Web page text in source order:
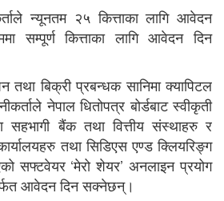
न्यूनतम २५ कित्ताका लागि आवेदन
सम्पूर्ण कित्ताका लागि आवेदन दिन
तथा बिक्री प्रबन्धक सानिमा क्यापिटल
नेपाल धितोपत्र बोर्डबाट स्वीकृती
सहभागी बैंक तथा वित्तीय संस्थाहरु र
तथा सिडिएस एण्ड क्लियरिङ्ग
सफ्टवेयर ‘मेरो शेयर’ अनलाइन प्रयोग
आवेदन दिन सक्नेछन्।